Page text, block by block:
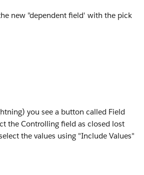
new "dependent field' with the pick
you see a button called Field
the Controlling field as closed lost
the values using "Include Values"